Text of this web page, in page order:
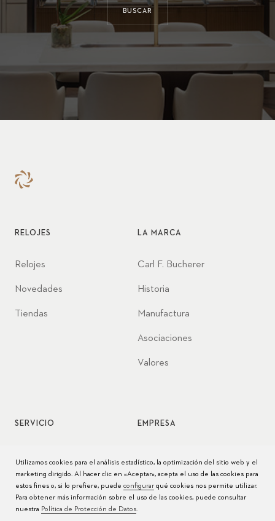
BUSCAR
RELOJES
Relojes
Novedades
Tiendas
LA MARCA
Carl F. Bucherer
Historia
Manufactura
Asociaciones
Valores
SERVICIO
Cuidado del reloj
Manuales
EMPRESA
Prensa
Utilizamos cookies para el análisis estadístico, la optimización del sitio web y el
marketing dirigido. Al hacer clic en «Aceptar», acepta el uso de las cookies para
estos fines o, si lo prefiere, puede configurarqué cookies nos permite utilizar.
Para obtener más información sobre el uso de las cookies, puede consultar
nuestra Política de Protección de Datos.